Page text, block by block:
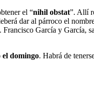
el “nihil obstat”. Allí
dar al párroco el
García y
el domingo. Habrá de